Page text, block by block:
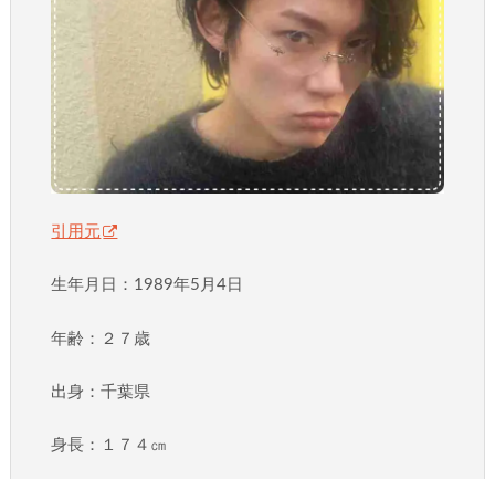
引用元
生年月日：1989年5月4日
年齢：２７歳
出身：千葉県
身長：１７４㎝